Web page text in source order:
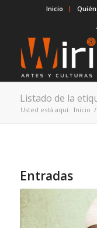
Inicio
Listado de la
Usted está aquí: Inicio /
Entradas